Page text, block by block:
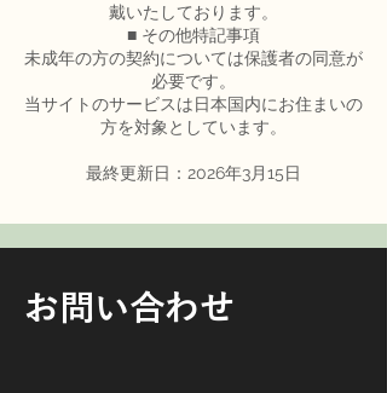
戴いたしております。
■ その他特記事項
未成年の方の契約については保護者の同意が
必要です。
当サイトのサービスは日本国内にお住まいの
方を対象としています。
最終更新日：2026年3月15日
お問い合わせ